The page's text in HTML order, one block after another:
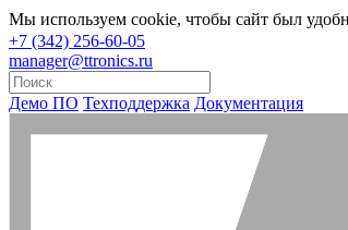
Мы используем cookie, чтобы сайт был
+7 (342) 256-60-05
manager@ttronics.ru
Демо ПО Техподдержка Документация